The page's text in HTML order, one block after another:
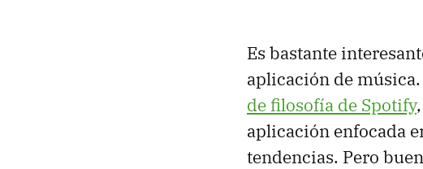
Es bastante
aplicación de
de filosofía de Spotify
aplicación enfocada
tendencias. Pero